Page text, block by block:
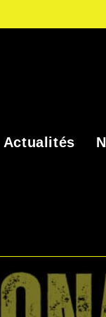
Actualités